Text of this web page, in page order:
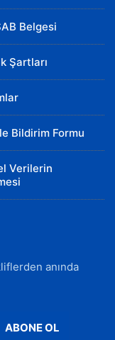
Belgesi
Şartları
Bildirim Formu
Verilerin
anında